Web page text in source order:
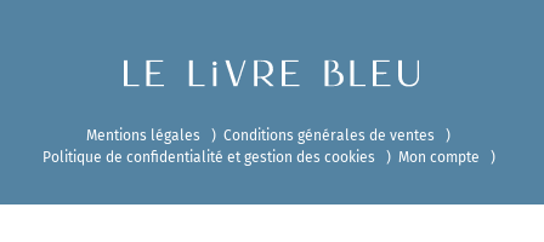
Mentions légales
Conditions générales de ventes
Politique de confidentialité et gestion des cookies
Mon compte